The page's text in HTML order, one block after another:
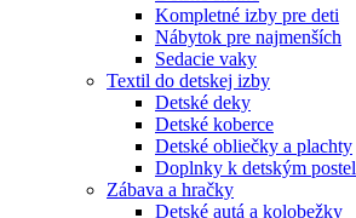
Kompletné izby pre deti
Nábytok pre najmenších
Sedacie vaky
Textil do detskej izby
Detské deky
Detské koberce
Detské obliečky a plachty
Doplnky k detským
Zábava a hračky
Detské autá a kolobežky